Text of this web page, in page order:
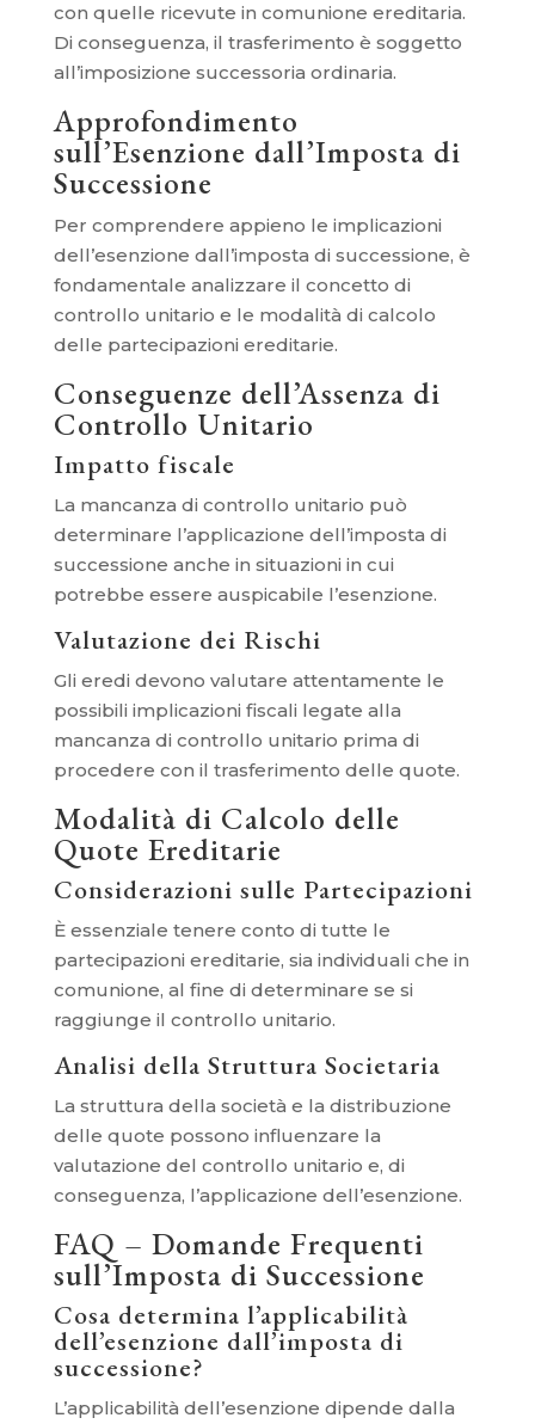
con quelle ricevute in comunione ereditaria.
Di conseguenza, il trasferimento è soggetto
all’imposizione successoria ordinaria.
Approfondimento
sull’Esenzione dall’Imposta di
Successione
Per comprendere appieno le implicazioni
dell’esenzione dall’imposta di successione, è
fondamentale analizzare il concetto di
controllo unitario e le modalità di calcolo
delle partecipazioni ereditarie.
Conseguenze dell’Assenza di
Controllo Unitario
Impatto fiscale
La mancanza di controllo unitario può
determinare l’applicazione dell’imposta di
successione anche in situazioni in cui
potrebbe essere auspicabile l’esenzione.
Valutazione dei Rischi
Gli eredi devono valutare attentamente le
possibili implicazioni fiscali legate alla
mancanza di controllo unitario prima di
procedere con il trasferimento delle quote.
Modalità di Calcolo delle
Quote Ereditarie
Considerazioni sulle Partecipazioni
È essenziale tenere conto di tutte le
partecipazioni ereditarie, sia individuali che in
comunione, al fine di determinare se si
raggiunge il controllo unitario.
Analisi della Struttura Societaria
La struttura della società e la distribuzione
delle quote possono influenzare la
valutazione del controllo unitario e, di
conseguenza, l’applicazione dell’esenzione.
FAQ – Domande Frequenti
sull’Imposta di Successione
Cosa determina l’applicabilità
dell’esenzione dall’imposta di
successione?
L’applicabilità dell’esenzione dipende dalla